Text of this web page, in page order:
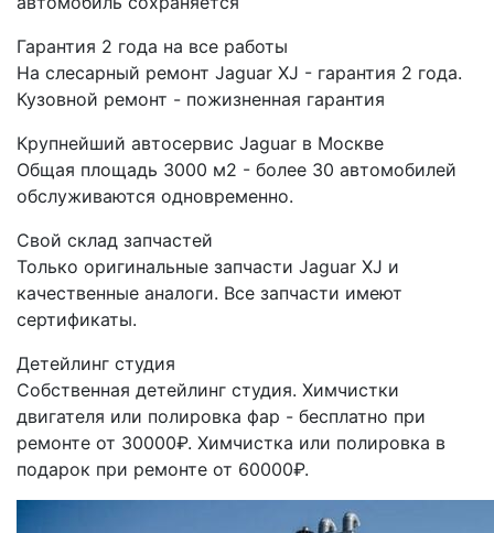
Гарантия 2 года на все работы
На слесарный ремонт Jaguar XJ - гарантия 2 года.
Кузовной ремонт - пожизненная гарантия
Крупнейший автосервис Jaguar в Москве
Общая площадь 3000 м2 - более 30 автомобилей
обслуживаются одновременно.
Свой склад запчастей
Только оригинальные запчасти Jaguar XJ и
качественные аналоги. Все запчасти имеют
сертификаты.
Детейлинг студия
Собственная детейлинг студия. Химчистки
двигателя или полировка фар - бесплатно при
ремонте от 30000₽. Химчистка или полировка в
подарок при ремонте от 60000₽.